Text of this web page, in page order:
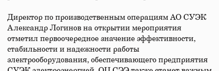
Директор по производственным операциям АО СУЭК
Александр Логинов на открытии мероприятия
отметил первоочередное значение эффективности,
стабильности и надежности работы
электрооборудования, обеспечивающего предприятия